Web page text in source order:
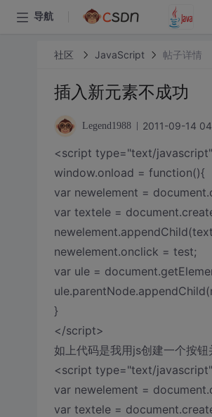
导航
社区 JavaScript 帖子详情
插入新元素不成功
Legend1988 2011-09-14
<script type="text/
window.onload = function(){
var newelement =
var textele =
newelement.onclick = test;
var ule =
}
</script>
如上代码是我用js创建一个按
<script type="text/
var newelement =
var textele =